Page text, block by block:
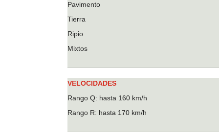
Pavimento
Tierra
Ripio
Mixtos
VELOCIDADES
Rango Q: hasta 160 km/h
Rango R: hasta 170 km/h